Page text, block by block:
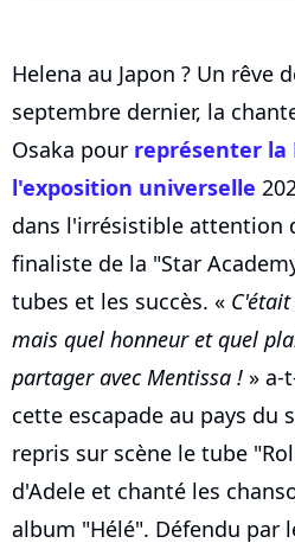
Helena au Japon ? Un rêve
septembre dernier, la
Osaka pour représenter la
l'exposition universelle
dans l'irrésistible attention
finaliste de la "Star
tubes et les succès. «
mais quel honneur et quel
partager avec Mentissa ! » a-
cette escapade au pays du
repris sur scène le tube
d'Adele et chanté les
album "Hélé". Défendu par